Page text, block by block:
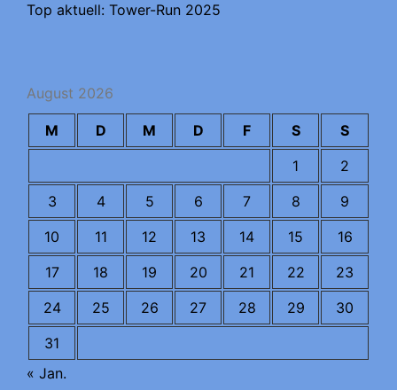
Top aktuell: Tower-Run 2025
August 2026
M D M D F S
S
1
2
3
4 5 6 7 8
9
10
11 12 13 14 15
16
17
18 19 20 21 22
23
24
25 26 27 28 29
30
31
« Jan.